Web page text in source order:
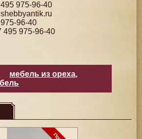
975-96-40
96-40
495 975-96-40
мебель из ореха,